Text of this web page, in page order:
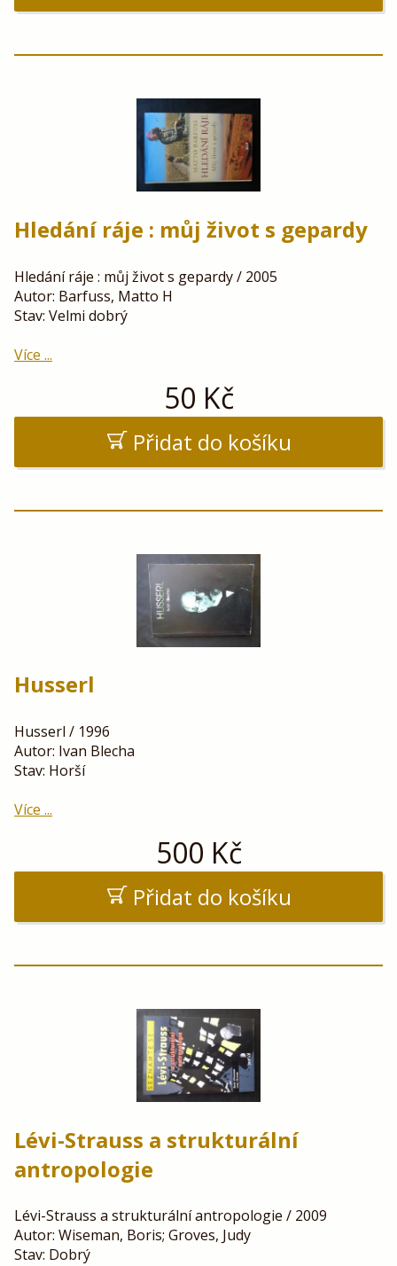
Hledání ráje : můj život s gepardy
Hledání ráje : můj život s gepardy / 2005
Autor: Barfuss, Matto H
Stav: Velmi dobrý
Více ...
50 Kč
Přidat do košíku
Husserl
Husserl / 1996
Autor: Ivan Blecha
Stav: Horší
Více ...
500 Kč
Přidat do košíku
Lévi-Strauss a strukturální
antropologie
Lévi-Strauss a strukturální antropologie / 2009
Autor: Wiseman, Boris; Groves, Judy
Stav: Dobrý